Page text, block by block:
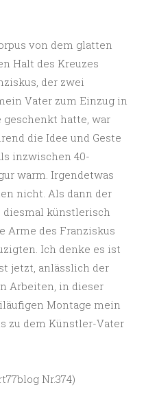
von dem glatten
Halt des Kreuzes
der zwei
Vater zum Einzug in
geschenkt hatte, war
die Idee und Geste
inzwischen 40-
warm. Irgendetwas
nicht. Als dann der
diesmal künstlerisch
Arme des Franziskus
Ich denke es ist
jetzt, anlässlich der
Arbeiten, in dieser
Montage mein
zu dem Künstler-Vater
Nr.374)